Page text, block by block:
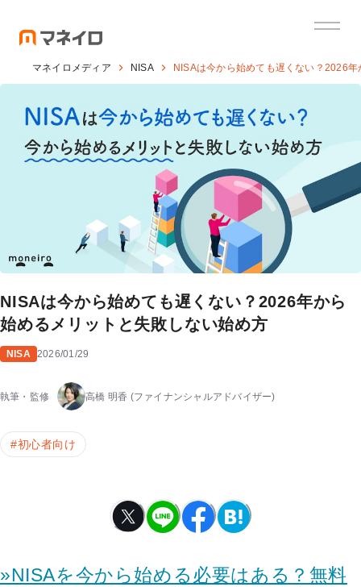
マネイロメディア NISA NISAは今から始めても遅くない？2026
NISAは今から始めても遅くない？2026年から
始めるメリットと失敗しない始め方
NISA 2026/01/29
執筆・監修 高橋 明香 (ファイナンシャルアドバイザー)
#初心者向け
»NISAを今から始める必要はある？無料